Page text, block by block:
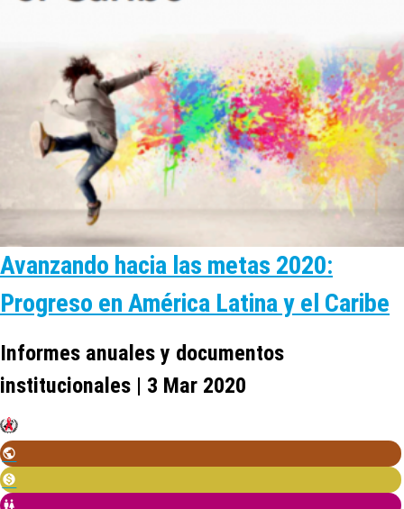
Avanzando hacia las metas 2020:
Progreso en América Latina y el Caribe
Informes anuales y documentos
institucionales | 3 Mar 2020